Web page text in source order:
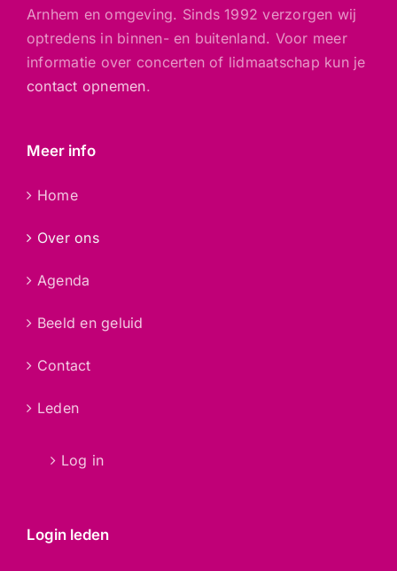
Arnhem en omgeving. Sinds 1992 verzorgen wij
optredens in binnen- en buitenland. Voor meer
informatie over concerten of lidmaatschap kun je
contact opnemen.
Meer info
Home
Over ons
Agenda
Beeld en geluid
Contact
Leden
Log in
Login leden